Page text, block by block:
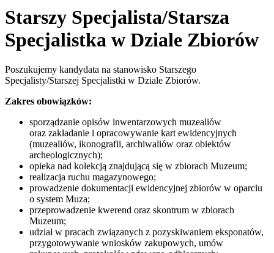
Starszy Specjalista/Starsza
Specjalistka w Dziale Zbiorów
Poszukujemy kandydata na stanowisko Starszego
Specjalisty/Starszej Specjalistki w Dziale Zbiorów.
Zakres obowiązków:
sporządzanie opisów inwentarzowych muzealiów
oraz zakładanie i opracowywanie kart ewidencyjnych
(muzealiów, ikonografii, archiwaliów oraz obiektów
archeologicznych);
opieka nad kolekcją znajdującą się w zbiorach Muzeum;
realizacja ruchu magazynowego;
prowadzenie dokumentacji ewidencyjnej zbiorów w oparciu
o system Muza;
przeprowadzenie kwerend oraz skontrum w zbiorach
Muzeum;
udział w pracach związanych z pozyskiwaniem eksponatów,
przygotowywanie wniosków zakupowych, umów